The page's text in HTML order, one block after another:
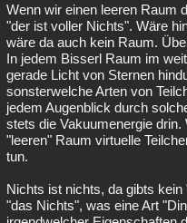
Wenn wir einen leeren Raum
"der ist voller Nichts". Wäre
wäre da auch kein Raum.
In jedem Bisserl Raum im
gerade Licht von Sternen
sonsterwelche Arten von
jedem Augenblick durch
stets die Vakuumenergie
"leeren" Raum virtuelle
tun.
Nichts ist nichts, da gibts
"das Nichts", was eine Art